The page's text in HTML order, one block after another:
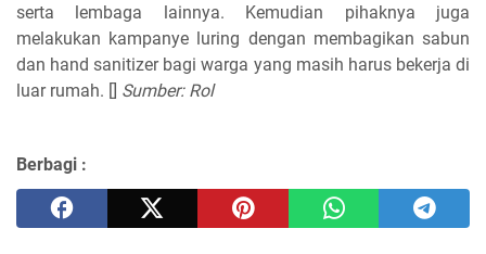
serta lembaga lainnya. Kemudian pihaknya juga
melakukan kampanye luring dengan membagikan sabun
dan hand sanitizer bagi warga yang masih harus bekerja di
luar rumah. [] Sumber: Rol
Berbagi :